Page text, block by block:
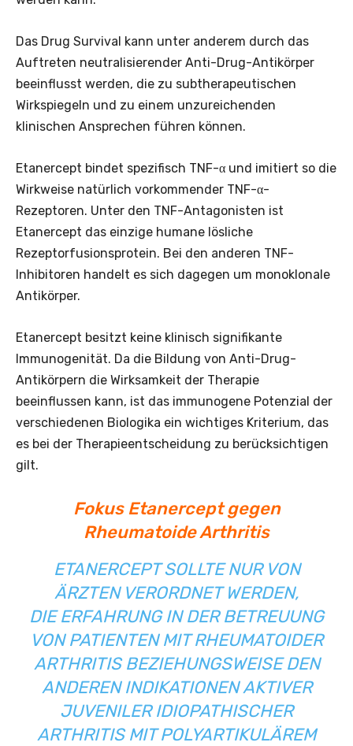
Das Drug Survival kann unter anderem durch das
Auftreten neutralisierender Anti-Drug-Antikörper
beeinflusst werden, die zu subtherapeutischen
Wirkspiegeln und zu einem unzureichenden
klinischen Ansprechen führen können.
Etanercept bindet spezifisch TNF-α und imitiert so die
Wirkweise natürlich vorkommender TNF-α-
Rezeptoren. Unter den TNF-Antagonisten ist
Etanercept das einzige humane lösliche
Rezeptorfusionsprotein. Bei den anderen TNF-
Inhibitoren handelt es sich dagegen um monoklonale
Antikörper.
Etanercept besitzt keine klinisch signifikante
Immunogenität. Da die Bildung von Anti-Drug-
Antikörpern die Wirksamkeit der Therapie
beeinflussen kann, ist das immunogene Potenzial der
verschiedenen Biologika ein wichtiges Kriterium, das
es bei der Therapieentscheidung zu berücksichtigen
gilt.
Fokus Etanercept gegen
Rheumatoide Arthritis
ETANERCEPT SOLLTE NUR VON
ÄRZTEN VERORDNET WERDEN,
DIE ERFAHRUNG IN DER BETREUUNG
VON PATIENTEN MIT RHEUMATOIDER
ARTHRITIS BEZIEHUNGSWEISE DEN
ANDEREN INDIKATIONEN AKTIVER
JUVENILER IDIOPATHISCHER
ARTHRITIS MIT POLYARTIKULÄREM